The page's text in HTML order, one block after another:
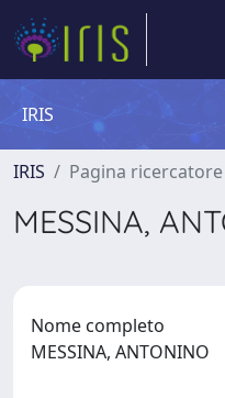
IRIS
IRIS Pagina ricercatore
MESSINA,
Nome completo
MESSINA, ANTONINO